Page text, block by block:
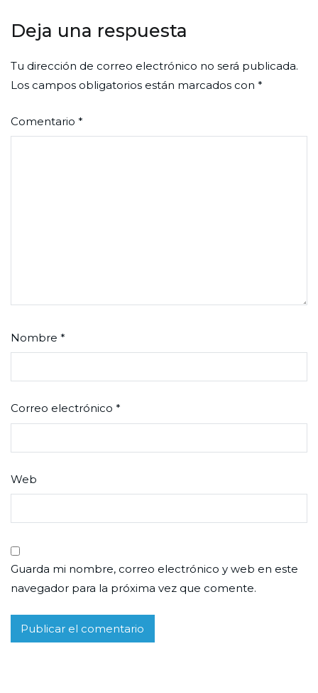
Deja una respuesta
Tu dirección de correo electrónico no será publicada.
Los campos obligatorios están marcados con *
Comentario *
Nombre *
Correo electrónico *
Web
Guarda mi nombre, correo electrónico y web en este
navegador para la próxima vez que comente.